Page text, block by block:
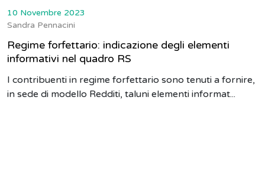
10 Novembre 2023
Sandra Pennacini
Regime forfettario: indicazione degli elementi
informativi nel quadro RS
I contribuenti in regime forfettario sono tenuti a fornire,
in sede di modello Redditi, taluni elementi informat...